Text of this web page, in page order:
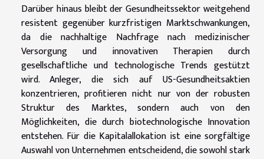
Darüber hinaus bleibt der Gesundheitssektor weitgehend
resistent gegenüber kurzfristigen Marktschwankungen,
da die nachhaltige Nachfrage nach medizinischer
Versorgung und innovativen Therapien durch
gesellschaftliche und technologische Trends gestützt
wird. Anleger, die sich auf US-Gesundheitsaktien
konzentrieren, profitieren nicht nur von der robusten
Struktur des Marktes, sondern auch von den
Möglichkeiten, die durch biotechnologische Innovation
entstehen. Für die Kapitalallokation ist eine sorgfältige
Auswahl von Unternehmen entscheidend, die sowohl stark